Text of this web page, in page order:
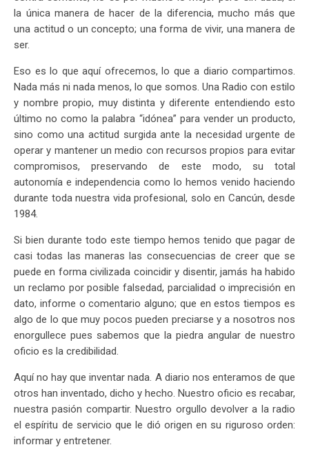
la única manera de hacer de la diferencia, mucho más que
una actitud o un concepto; una forma de vivir, una manera de
ser.
Eso es lo que aquí ofrecemos, lo que a diario compartimos.
Nada más ni nada menos, lo que somos. Una Radio con estilo
y nombre propio, muy distinta y diferente entendiendo esto
último no como la palabra “idónea” para vender un producto,
sino como una actitud surgida ante la necesidad urgente de
operar y mantener un medio con recursos propios para evitar
compromisos, preservando de este modo, su total
autonomía e independencia como lo hemos venido haciendo
durante toda nuestra vida profesional, solo en Cancún, desde
1984.
Si bien durante todo este tiempo hemos tenido que pagar de
casi todas las maneras las consecuencias de creer que se
puede en forma civilizada coincidir y disentir, jamás ha habido
un reclamo por posible falsedad, parcialidad o imprecisión en
dato, informe o comentario alguno; que en estos tiempos es
algo de lo que muy pocos pueden preciarse y a nosotros nos
enorgullece pues sabemos que la piedra angular de nuestro
oficio es la credibilidad.
Aquí no hay que inventar nada. A diario nos enteramos de que
otros han inventado, dicho y hecho. Nuestro oficio es recabar,
nuestra pasión compartir. Nuestro orgullo devolver a la radio
el espíritu de servicio que le dió origen en su riguroso orden:
informar y entretener.